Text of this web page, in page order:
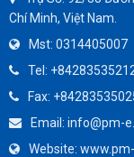
SENSUS
TOMOE
SUNPASS
AMMETE
Chí Minh, Việt Nam.
Mst: 0314405007
Tel:
Fax:
Email: info@pm-
Website: